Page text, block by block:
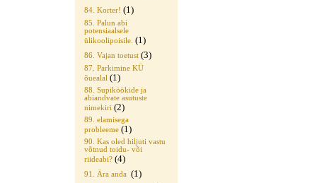
84. Korter! (1)
85. Palun abi
potensiaalsele
ülikoolipoisile. (1)
86. Vajan toetust (3)
87. Parkimine KÜ
õuealal (1)
88. Supiköökide ja
abiandvate asutuste
nimekiri (2)
89. elamisega
probleeme (1)
90. Kas oled hiljuti vastu
võtnud toidu- või
riideabi? (4)
91. Ära anda (1)